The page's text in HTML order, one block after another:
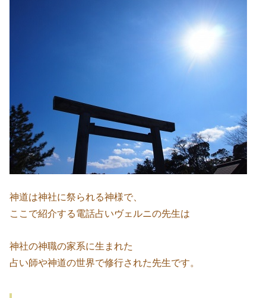
神道は神社に祭られる神様で、
ここで紹介する電話占いヴェルニの先生は
神社の神職の家系に生まれた
占い師や神道の世界で修行された先生です。